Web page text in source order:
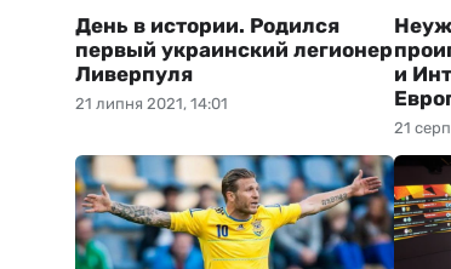
21 липня 2021, 14:01
День в истории. Родился
первый украинский легионер
Ливерпуля
21
и